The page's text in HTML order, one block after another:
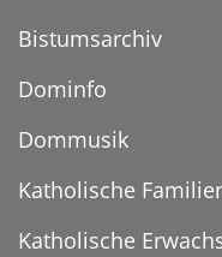
Bistumsarchiv
Dominfo
Dommusik
Katholische
Katholische